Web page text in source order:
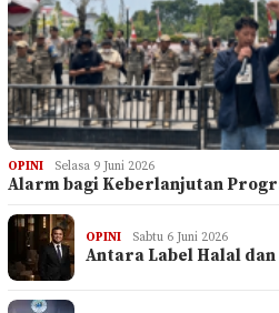
OPINI Selasa 9 Juni 2026
Alarm bagi Keberlanjutan
OPINI Sabtu 6 Juni 2026
Antara Label Halal